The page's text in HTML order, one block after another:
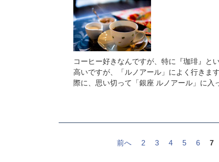
コーヒー好きなんですが、特に『珈琲』と
高いですが、「ルノアール」によく行きま
際に、思い切って「銀座 ルノアール」に
前へ 2 3 4 5 6 7